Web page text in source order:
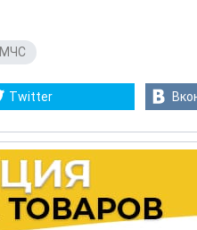
МЧС
Twitter